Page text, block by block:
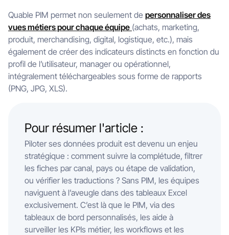
Quable PIM permet non seulement de personnaliser des
vues métiers pour chaque équipe (achats, marketing,
produit, merchandising, digital, logistique, etc.), mais
également de créer des indicateurs distincts en fonction du
profil de l’utilisateur, manager ou opérationnel,
intégralement téléchargeables sous forme de rapports
(PNG, JPG, XLS).
Pour résumer l'article :
Piloter ses données produit est devenu un enjeu
stratégique : comment suivre la complétude, filtrer
les fiches par canal, pays ou étape de validation,
ou vérifier les traductions ? Sans PIM, les équipes
naviguent à l’aveugle dans des tableaux Excel
exclusivement. C’est là que le PIM, via des
tableaux de bord personnalisés, les aide à
surveiller les KPIs métier, les workflows et les